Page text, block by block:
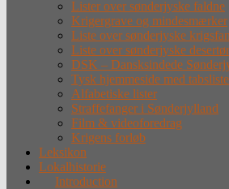
Lister over sønderjyske faldne
Krigergrave og mindesmærker
Liste over sønderjyske
Liste over sønderjyske
DSK – Dansksindede
Tysk hjemmeside med
Alfabetiske lister
Straffefanger i Sønderjylland
Film & videoforedrag
Krigens forløb
Leksikon
Lokalhistorie
Introduction